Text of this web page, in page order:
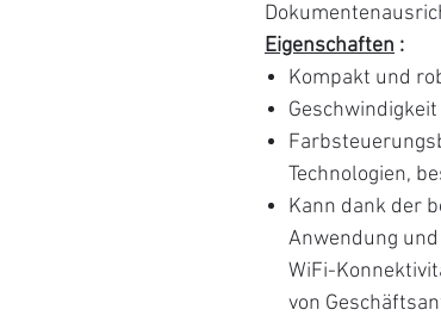
Eigenschaften :
Kompakt und
Technologien,
Kann dank der
Anwendung
WiFi-
von